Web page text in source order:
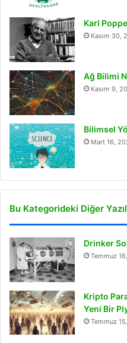
Karl
Kasım 30,
Ağ Bilimi
Kasım 9,
Bilimsel
Mart 16,
Bu Kategorideki Diğer
Drinker
Temmuz
Kripto
Yeni Bir
Temmuz